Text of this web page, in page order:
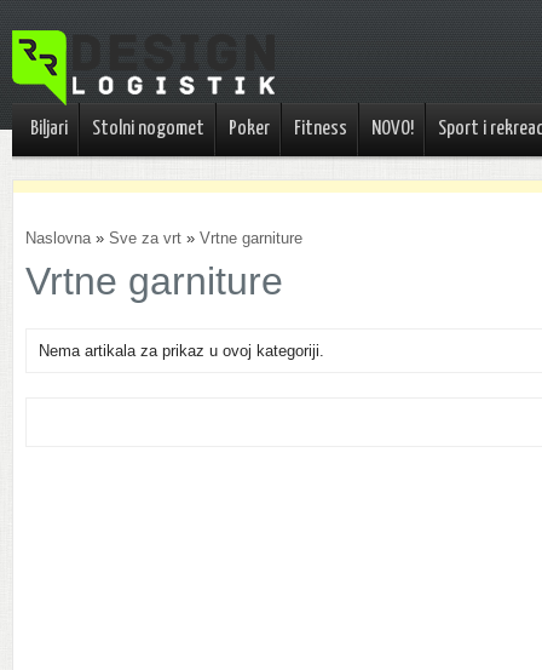
Biljari Stolni nogomet Poker Fitness NOVO! Sport i
Naslovna» Sve za vrt » Vrtne garniture
Vrtne garniture
Nema artikala za prikaz u ovoj kategoriji.